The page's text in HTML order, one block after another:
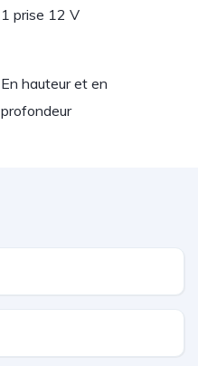
1 prise 12 V
En hauteur et en
profondeur